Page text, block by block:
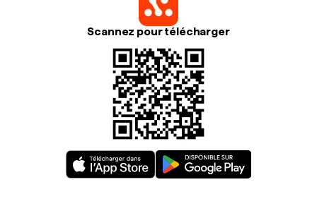
Scannez pour télécharger